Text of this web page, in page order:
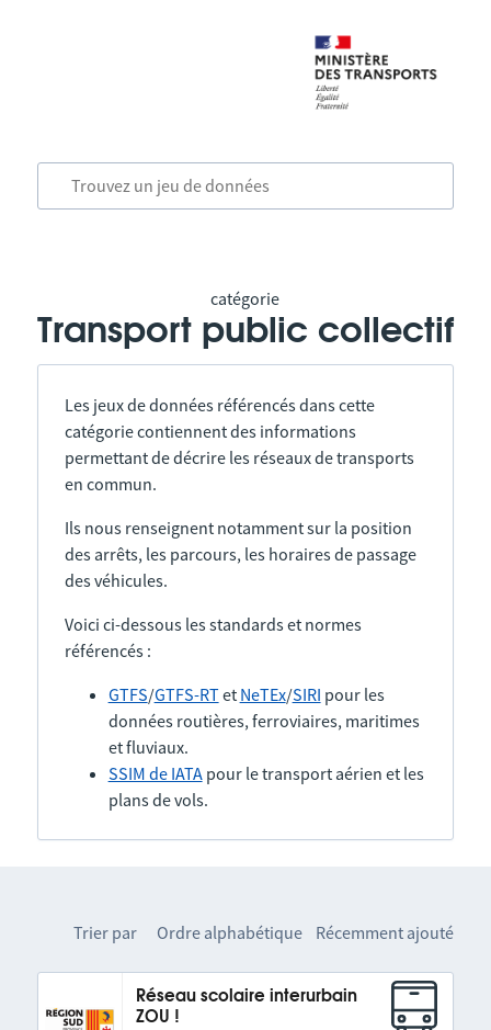
catégorie
Transport public collectif
Les jeux de données référencés dans cette
catégorie contiennent des informations
permettant de décrire les réseaux de transports
en commun.
Ils nous renseignent notamment sur la position
des arrêts, les parcours, les horaires de passage
des véhicules.
Voici ci-dessous les standards et normes
référencés :
GTFS/GTFS-RTet NeTEx/SIRI pour les
données routières, ferroviaires, maritimes
et fluviaux.
SSIM de IATApour le transport aérien et les
plans de vols.
Trier par Ordre alphabétique Récemment ajouté
Réseau scolaire interurbain
ZOU !